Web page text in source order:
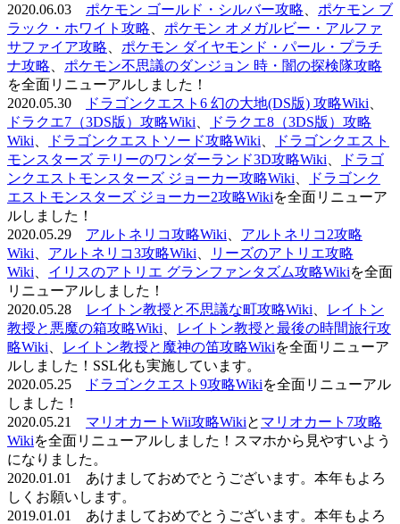
2020.06.03 ポケモン ゴールド・シルバー攻略
ポケモン ブ
ラック・ホワイト攻略
ポケモン オメガルビー・アルファ
サファイア攻略
ポケモン ダイヤモンド・パール・プラチ
ナ攻略
ポケモン不思議のダンジョン 時・闇の探検隊攻略
を全面リニューアルしました！
2020.05.30
ドラゴンクエスト6 幻の大地(DS版) 攻略Wiki
ドラクエ7（3DS版）攻略Wiki
ドラクエ8（3DS版）攻略
Wiki
ドラゴンクエストソード攻略Wiki
ドラゴンクエスト
モンスターズ テリーのワンダーランド3D攻略Wiki
ドラゴ
ンクエストモンスターズ ジョーカー攻略Wiki
ドラゴンク
エストモンスターズ ジョーカー2攻略Wikiを全面リニューア
ルしました！
2020.05.29 アルトネリコ攻略Wiki
アルトネリコ2攻略
Wiki
アルトネリコ3攻略Wiki
リーズのアトリエ攻略
Wiki
イリスのアトリエ グランファンタズム攻略Wikiを全面
リニューアルしました！
2020.05.28
レイトン教授と不思議な町攻略Wiki
レイトン
教授と悪魔の箱攻略Wiki
レイトン教授と最後の時間旅行攻
略Wiki
レイトン教授と魔神の笛攻略Wikiを全面リニューア
ルしました！SSL化も実施しています。
2020.05.25
ドラゴンクエスト9攻略Wikiを全面リニューアル
しました！
2020.05.21 マリオカートWii攻略Wikiと マリオカート7攻略
Wikiを全面リニューアルしました！スマホから見やすいよう
になりました。
2020.01.01 あけましておめでとうございます。本年もよろ
しくお願いします。
2019.01.01 あけましておめでとうございます。本年もよろ